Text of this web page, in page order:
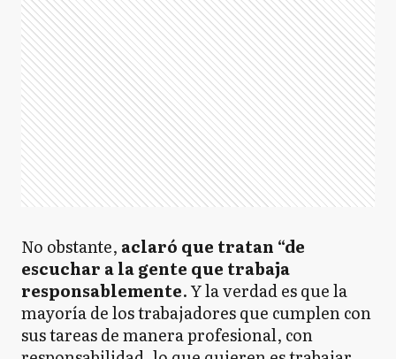
No obstante, aclaró que tratan “de
escuchar a la gente que trabaja
responsablemente. Y la verdad es que la
mayoría de los trabajadores que cumplen con
sus tareas de manera profesional, con